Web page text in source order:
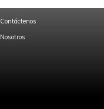
Contáctenos
Nosotros